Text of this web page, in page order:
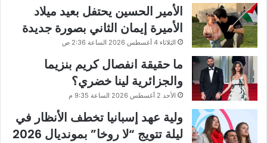
الأمير الحسين يحتفل بعيد ميلاد
الأميرة إيمان الثاني بصورة جديدة
الثلاثاء 4 أغسطس 2026 الساعة 2:36 ص
ما حقيقة انفصال كريم بنزيما
والجزائرية لينا خضري؟
الأحد 2 أغسطس 2026 الساعة 9:35 م
ولية عهد إسبانيا تخطف الأنظار في
ليلة تتويج “لا روخا” بمونديال 2026